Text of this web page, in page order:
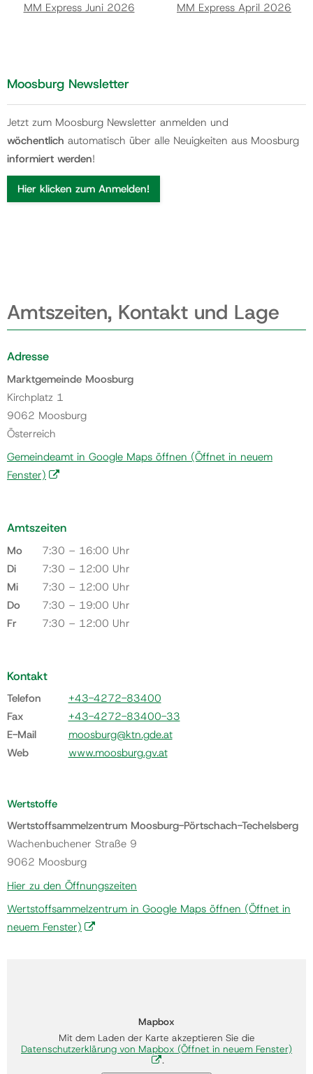
MM Express Juni 2026 MM Express April 2026
Moosburg Newsletter
Jetzt zum Moosburg Newsletter anmelden und
wöchentlich automatisch über alle Neuigkeiten aus Moosburg
informiert werden!
Hier klicken zum Anmelden!
Amtszeiten, Kontakt und Lage
Adresse
Marktgemeinde Moosburg
Kirchplatz 1
9062 Moosburg
Österreich
Gemeindeamt in Google Maps öffnen (Öffnet in neuem
Fenster)
Amtszeiten
Mo
7:30 – 16:00 Uhr
Di
7:30 – 12:00 Uhr
Mi
7:30 – 12:00 Uhr
Do
7:30 – 19:00 Uhr
Fr
7:30 – 12:00 Uhr
Kontakt
Telefon
+43-4272-83400
Fax
+43-4272-83400-33
E-Mail
moosburg@ktn.gde.at
Web
www.moosburg.gv.at
Wertstoffe
Wertstoffsammelzentrum Moosburg-Pörtschach-Techelsberg
Wachenbuchener Straße 9
9062 Moosburg
Hier zu den Öffnungszeiten
Wertstoffsammelzentrum in Google Maps öffnen (Öffnet in
neuem Fenster)
Mapbox
Mit dem Laden der Karte akzeptieren Sie die
Datenschutzerklärung von Mapbox (Öffnet in neuem Fenster)
.